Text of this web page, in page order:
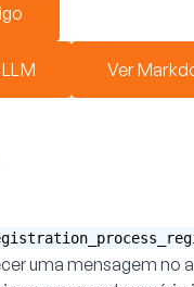
Ver
uma mensagem no